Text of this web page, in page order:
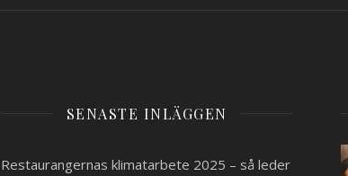
SENASTE INLÄGGEN
Restaurangernas klimatarbete 2025 – så leder